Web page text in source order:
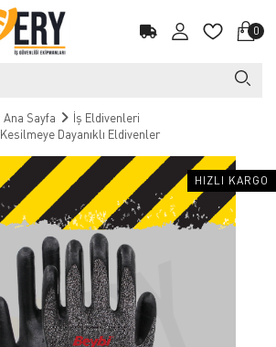
0
Ana Sayfa
İş Eldivenleri
Kesilmeye Dayanıklı Eldivenler
HIZLI KARGO